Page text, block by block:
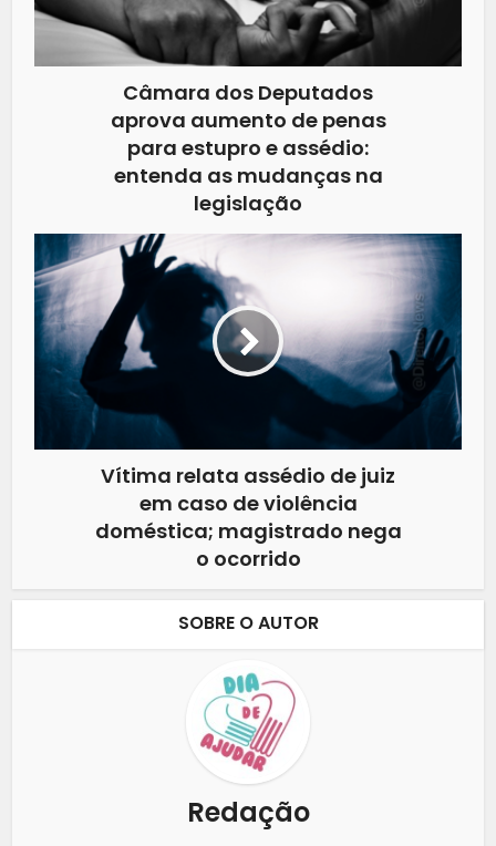
Câmara dos Deputados
aprova aumento de penas
para estupro e assédio:
entenda as mudanças na
legislação
Vítima relata assédio de juiz
em caso de violência
doméstica; magistrado nega
o ocorrido
SOBRE O AUTOR
Redação